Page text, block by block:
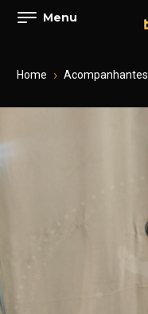
Menu
Home Acompanhantes